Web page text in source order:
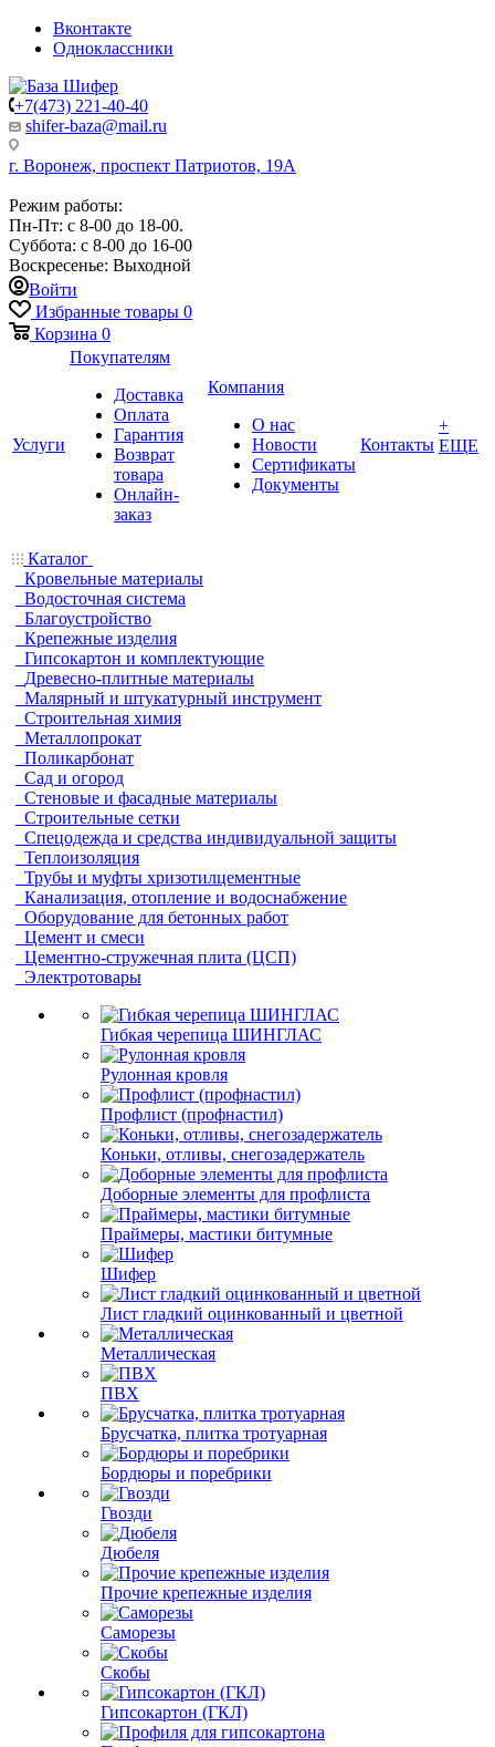
Вконтакте
Одноклассники
+7(473) 221-40-40
shifer-baza@mail.ru
г. Воронеж, проспект Патриотов, 19А
Режим работы:
Пн-Пт: с 8-00 до 18-00.
Суббота: с 8-00 до 16-00
Воскресенье: Выходной
Войти
Избранные товары 0
Корзина 0
Услуги
Покупателям
Доставка
Оплата
Гарантия
Возврат
товара
Онлайн-
заказ
Компания
О нас
Новости
Сертификаты
Документы
Контакты
+
ЕЩЕ
Каталог
Кровельные материалы
Водосточная система
Благоустройство
Крепежные изделия
Гипсокартон и комплектующие
Древесно-плитные материалы
Малярный и штукатурный инструмент
Строительная химия
Металлопрокат
Поликарбонат
Сад и огород
Стеновые и фасадные материалы
Строительные сетки
Спецодежда и средства индивидуальной защиты
Теплоизоляция
Трубы и муфты хризотилцементные
Канализация, отопление и водоснабжение
Оборудование для бетонных работ
Цемент и смеси
Цементно-стружечная плита (ЦСП)
Электротовары
Гибкая черепица ШИНГЛАС
Рулонная кровля
Профлист (профнастил)
Коньки, отливы, снегозадержатель
Доборные элементы для профлиста
Праймеры, мастики битумные
Шифер
Лист гладкий оцинкованный и цветной
Металлическая
ПВХ
Брусчатка, плитка тротуарная
Бордюры и поребрики
Гвозди
Дюбеля
Прочие крепежные изделия
Саморезы
Скобы
Гипсокартон (ГКЛ)